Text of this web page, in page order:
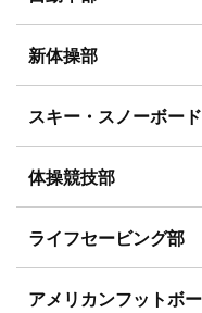
新体操部
スキー・スノーボー
体操競技部
ライフセービング部
アメリカンフットボ